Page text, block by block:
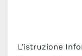
L’istruzione